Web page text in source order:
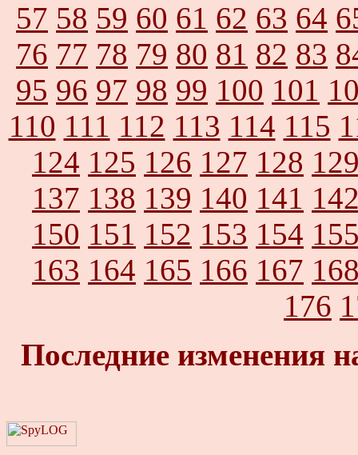
57 58 59 60 61 62 63 64
76 77 78 79 80 81 82 83
95 96 97 98 99 100 101
110 111 112 113 114 115
124 125 126 127 128
137 138 139 140 141
150 151 152 153 154
163 164 165 166 167
176
Последние изменения